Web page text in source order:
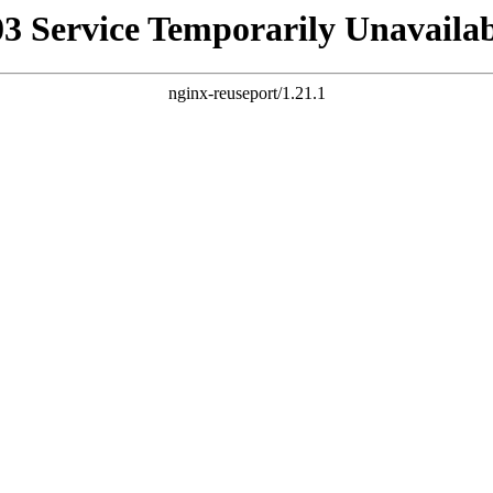
Service Temporarily
nginx-reuseport/1.21.1